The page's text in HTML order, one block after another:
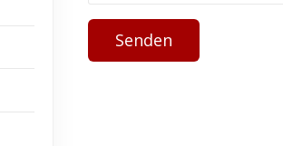
Senden